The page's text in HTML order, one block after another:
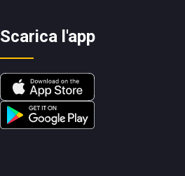
Scarica l'app